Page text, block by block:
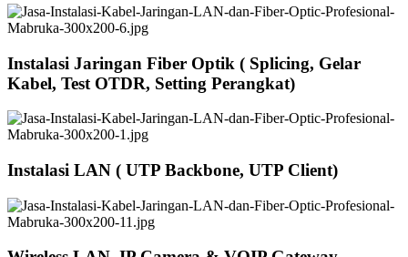
Instalasi Jaringan Fiber Optik ( Splicing, Gelar
Kabel, Test OTDR, Setting Perangkat)
Instalasi LAN ( UTP Backbone, UTP Client)